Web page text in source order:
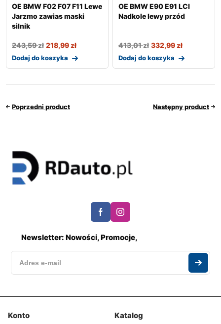
OE BMW F02 F07 F11 Lewe
Jarzmo zawias maski
silnik
243,59zł 218,99zł
Dodaj do koszyka
OE BMW E90 E91 LCI
Nadkole lewy przód
413,01zł 332,99zł
Dodaj do koszyka
Poprzedni product Następny product
Newsletter: Nowości, Promocje,
Konto
Katalog